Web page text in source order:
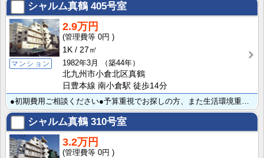
シャルム真鶴 405号室
マンション
2.9万円
0円
1K
27㎡
1982年3月
（築44年）
北九州市小倉北区真鶴
日豊本線 南小倉駅 徒歩14分
シャルム真鶴 310号室
3.2万円
0円